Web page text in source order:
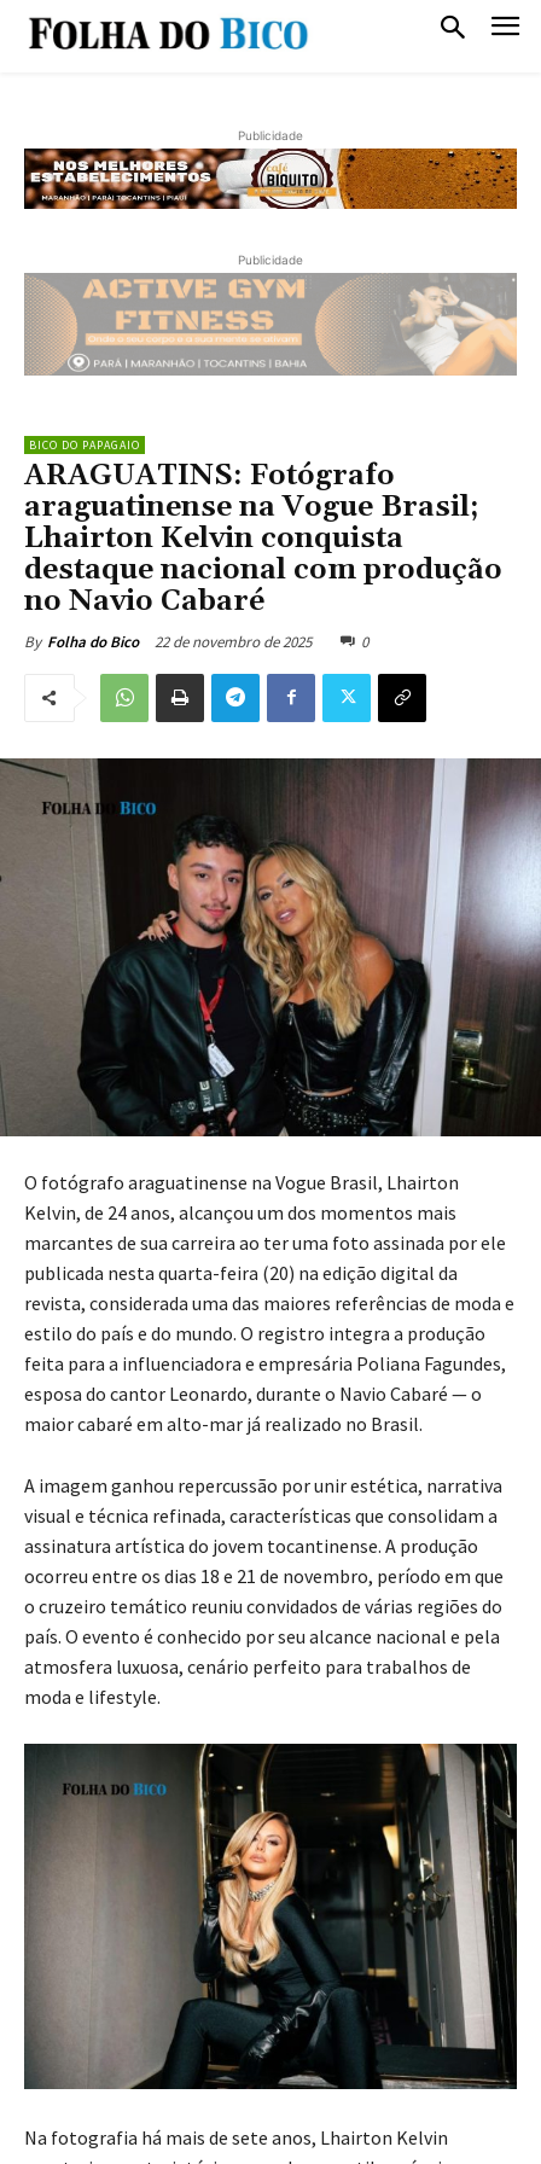
Publicidade
Publicidade
BICO DO PAPAGAIO
ARAGUATINS: Fotógrafo
araguatinense na Vogue Brasil;
Lhairton Kelvin conquista
destaque nacional com produção
no Navio Cabaré
By Folha do Bico 22 de novembro de 2025 0
O fotógrafo araguatinense na Vogue Brasil, Lhairton
Kelvin, de 24 anos, alcançou um dos momentos mais
marcantes de sua carreira ao ter uma foto assinada por ele
publicada nesta quarta-feira (20) na edição digital da
revista, considerada uma das maiores referências de moda e
estilo do país e do mundo. O registro integra a produção
feita para a influenciadora e empresária Poliana Fagundes,
esposa do cantor Leonardo, durante o Navio Cabaré — o
maior cabaré em alto-mar já realizado no Brasil.
A imagem ganhou repercussão por unir estética, narrativa
visual e técnica refinada, características que consolidam a
assinatura artística do jovem tocantinense. A produção
ocorreu entre os dias 18 e 21 de novembro, período em que
o cruzeiro temático reuniu convidados de várias regiões do
país. O evento é conhecido por seu alcance nacional e pela
atmosfera luxuosa, cenário perfeito para trabalhos de
moda e lifestyle.
Na fotografia há mais de sete anos, Lhairton Kelvin